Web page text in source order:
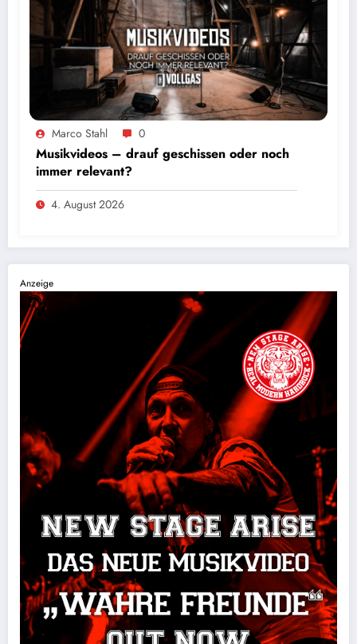
Marco Stahl 0
Musikvideos – drauf geschissen oder noch
immer relevant?
4. August 2026
Anzeige